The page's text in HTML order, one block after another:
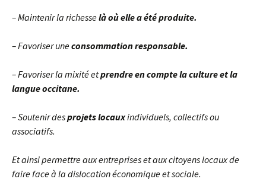
– Maintenir la richesselà où elle a été produite.
– Favoriser uneconsommation responsable.
– Favoriser la mixité etprendre en compte la culture et la
langue occitane.
– Soutenir desprojets locauxindividuels, collectifs ou
associatifs.
Et ainsi permettre aux entreprises et aux citoyens locaux de
faire face à la dislocation économique et sociale.